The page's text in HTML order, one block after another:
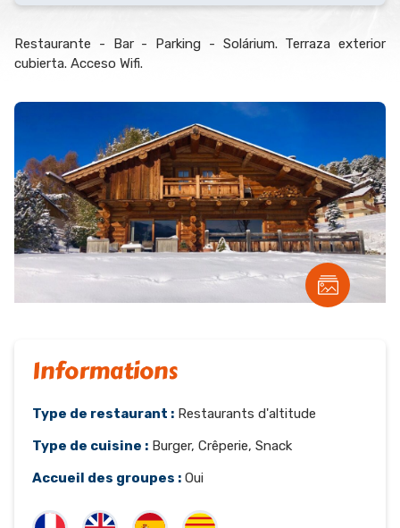
Restaurante - Bar - Parking - Solárium. Terraza exterior
cubierta. Acceso Wifi.
Informations
Type de restaurant : Restaurants d'altitude
Type de cuisine : Burger, Crêperie, Snack
Accueil des groupes : Oui